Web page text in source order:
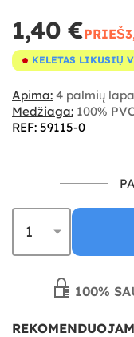
1,40 €PRIEŠ
KELETAS LIKUSIŲ
Apima: 4 palmių
Medžiaga: 100%
REF: 59115-0
100%